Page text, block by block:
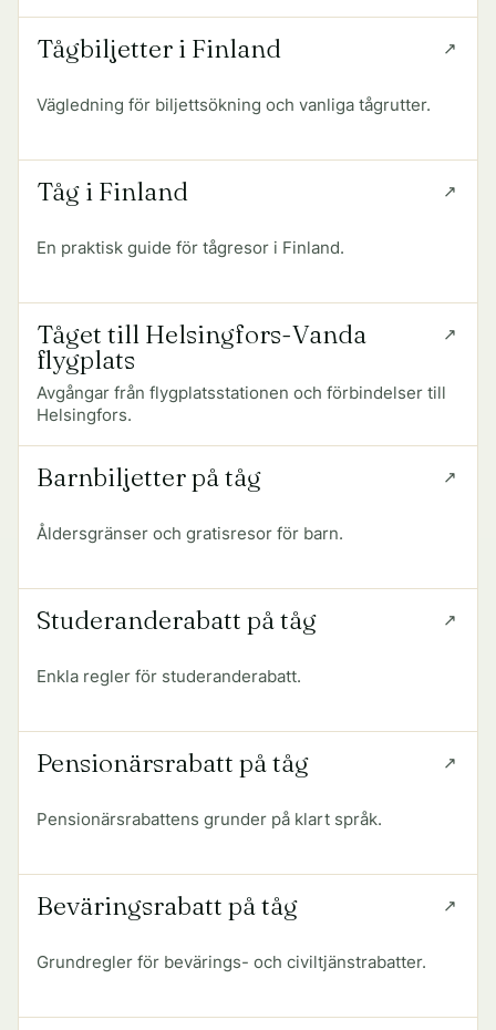
Tågbiljetter i Finland
Vägledning för biljettsökning och vanliga tågrutter.
Tåg i Finland
En praktisk guide för tågresor i Finland.
Tåget till Helsingfors-Vanda
flygplats
Avgångar från flygplatsstationen och förbindelser till
Helsingfors.
Barnbiljetter på tåg
Åldersgränser och gratisresor för barn.
Studeranderabatt på tåg
Enkla regler för studeranderabatt.
Pensionärsrabatt på tåg
Pensionärsrabattens grunder på klart språk.
Beväringsrabatt på tåg
Grundregler för bevärings- och civiltjänstrabatter.